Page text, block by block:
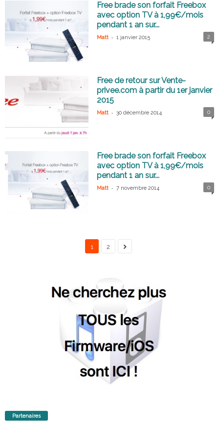
Free brade son forfait Freebox
avec option TV à 1,99€/mois
pendant 1 an sur...
Matt - 1 janvier 2015 2
Free de retour sur Vente-
privee.com à partir du 1er janvier
2015
Matt - 30 décembre 2014 0
Free brade son forfait Freebox
avec option TV à 1,99€/mois
pendant 1 an sur...
Matt - 7 novembre 2014 0
1 2
Partenaires